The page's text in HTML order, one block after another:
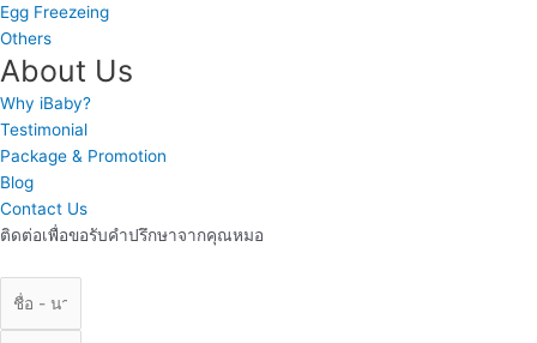
Egg Freezeing
Others
About Us
Why iBaby?
Testimonial
Package & Promotion
Blog
Contact Us
ติดต่อเพื่อขอรับคำปรึกษาจากคุณหมอ